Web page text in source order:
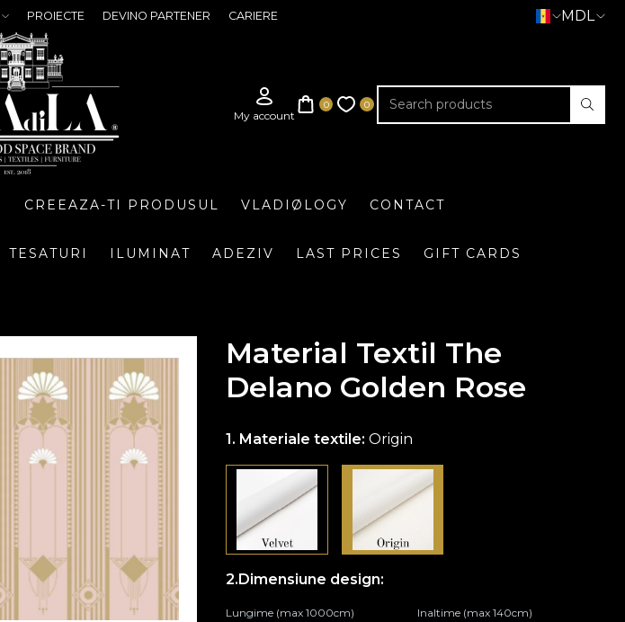
PROIECTE DEVINO PARTENER CARIERE MDL
CREEAZA-TI PRODUSUL VLADIØLOGY CONTACT
TESATURI ILUMINAT ADEZIV LAST PRICES GIFT CARDS
Material Textil The
Delano Golden Rose
Materiale textile:Origin
Dimensiune design:
Lungime (max 1000cm) Inaltime (max 140cm)